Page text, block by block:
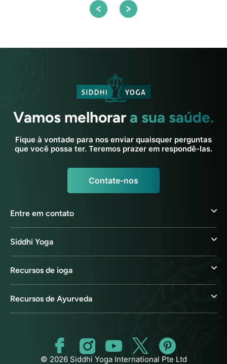
Vamos melhorar a sua saúde.
Fique à vontade para nos enviar quaisquer perguntas
que você possa ter. Teremos prazer em respondê-las.
Contate-nos
Entre em contato
Siddhi Yoga
Recursos de ioga
Recursos de Ayurveda
© 2026 Siddhi Yoga International Pte Ltd